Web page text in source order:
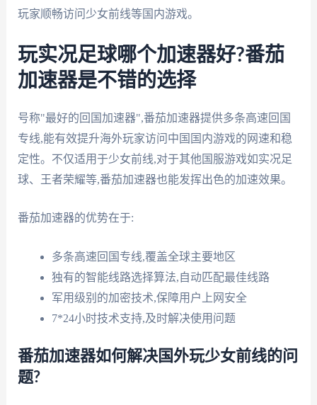
玩家顺畅访问少女前线等国内游戏。
玩实况足球哪个加速器好?番茄
加速器是不错的选择
号称"最好的回国加速器",番茄加速器提供多条高速回国
专线,能有效提升海外玩家访问中国国内游戏的网速和稳
定性。不仅适用于少女前线,对于其他国服游戏如实况足
球、王者荣耀等,番茄加速器也能发挥出色的加速效果。
番茄加速器的优势在于:
多条高速回国专线,覆盖全球主要地区
独有的智能线路选择算法,自动匹配最佳线路
军用级别的加密技术,保障用户上网安全
7*24小时技术支持,及时解决使用问题
番茄加速器如何解决国外玩少女前线的问
题?